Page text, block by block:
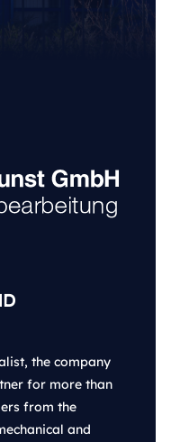
the company
for more than
from the
and